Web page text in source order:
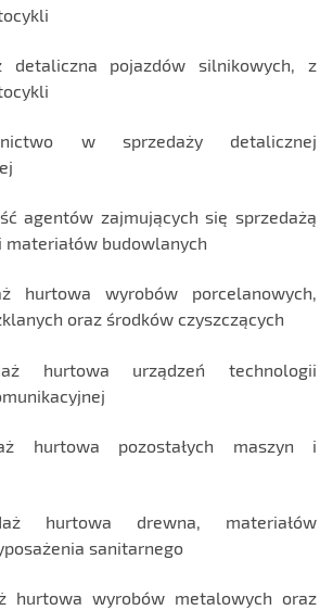
detaliczna pojazdów silnikowych, z
w sprzedaży detalicznej
agentów zajmujących się sprzedażą
budowlanych
hurtowa wyrobów porcelanowych,
oraz środków czyszczących
hurtowa urządzeń technologii
hurtowa pozostałych maszyn i
hurtowa drewna, materiałów
sanitarnego
hurtowa wyrobów metalowych oraz